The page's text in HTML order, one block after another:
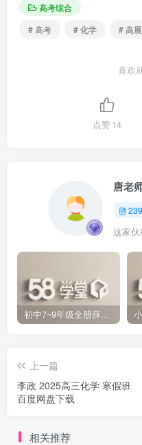
高考综合
# 高考
# 化学 # 高展
喜欢
点赞14
唐老
这家
初中7~9年级全册薛金星中学教材全解PDF 百度网盘分享下载
上一篇
李政 2025高三化学 寒假班
百度网盘下载
相关推荐